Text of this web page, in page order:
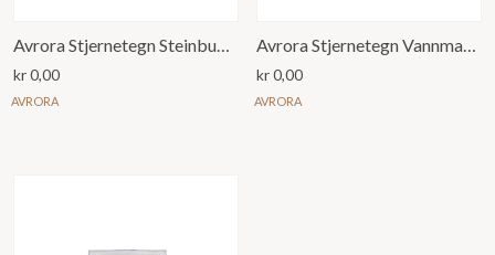
Avrora Stjernetegn Steinbukken Anheng
kr0,00
AVRORA
Avrora Stjernetegn Vannmannen Anheng
kr0,00
AVRORA